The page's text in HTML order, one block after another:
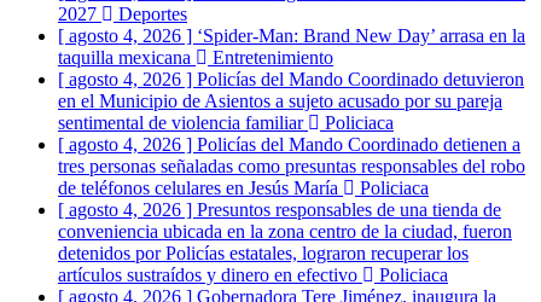
2027
Deportes
[ agosto 4, 2026 ] ‘Spider-Man: Brand New Day’ arrasa en la
taquilla mexicana
Entretenimiento
[ agosto 4, 2026 ] Policías del Mando Coordinado detuvieron
en el Municipio de Asientos a sujeto acusado por su pareja
sentimental de violencia familiar
Policiaca
[ agosto 4, 2026 ] Policías del Mando Coordinado detienen a
tres personas señaladas como presuntas responsables del robo
de teléfonos celulares en Jesús María
Policiaca
[ agosto 4, 2026 ] Presuntos responsables de una tienda de
conveniencia ubicada en la zona centro de la ciudad, fueron
detenidos por Policías estatales, lograron recuperar los
artículos sustraídos y dinero en efectivo
Policiaca
[ agosto 4, 2026 ] Gobernadora Tere Jiménez, inaugura la